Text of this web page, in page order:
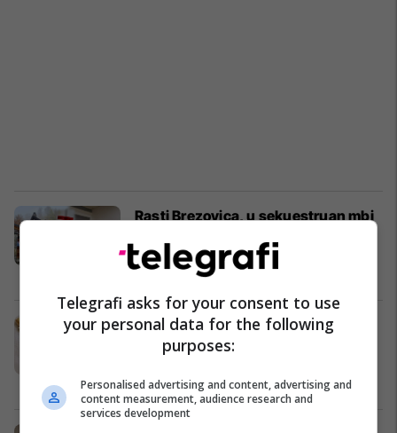
Rasti Brezovica, u sekuestruan mbi
rreth 500 objekte të tjera pa leje
Kosovë 13/10/2022
RMV: Aksion kontrollues ndaj
argjendarive, u sekuestruan mbi 10
Maqedonia e Veriut 23/09/2022
Telegrafi asks for your consent to use
your personal data for the following
purposes:
Personalised advertising and content, advertising and
content measurement, audience research and
services development